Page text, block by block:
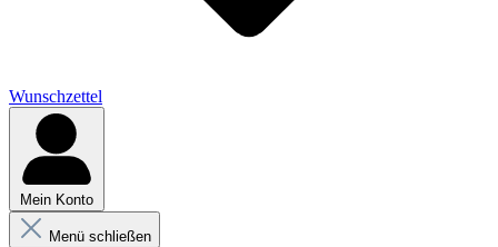
Wunschzettel
Mein Konto
Menü schließen